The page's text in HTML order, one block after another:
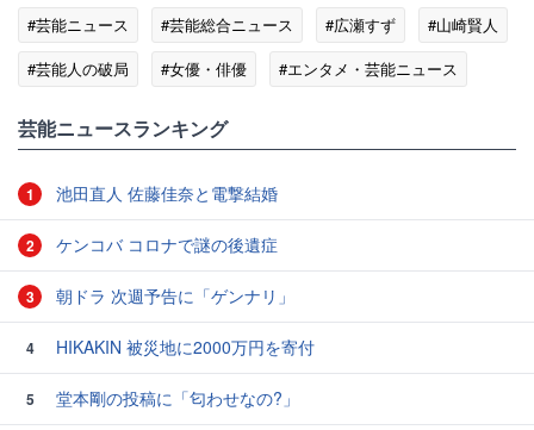
#芸能ニュース #芸能総合ニュース #広瀬すず
#山崎賢人
#芸能人の破局
#女優・俳優 #エンタメ・芸能ニュース
芸能ニュースランキング
1 池田直人 佐藤佳奈と電撃結婚
2 ケンコバ コロナで謎の後遺症
3 朝ドラ 次週予告に「ゲンナリ」
4 HIKAKIN 被災地に2000万円を寄付
5
堂本剛の投稿に「匂わせなの?」